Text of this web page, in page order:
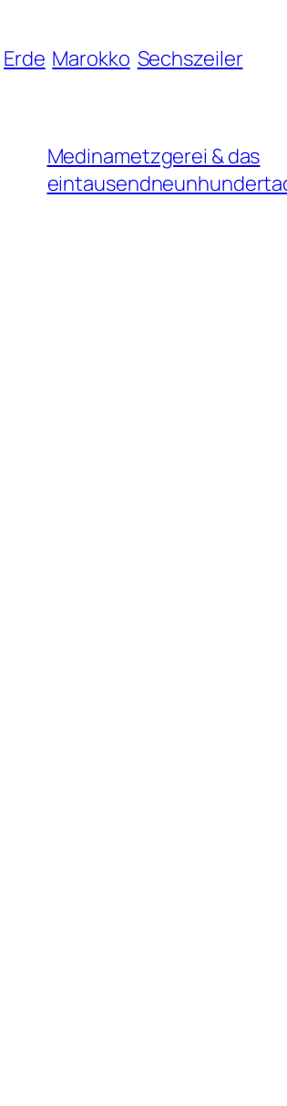
Erde Marokko Sechszeiler
Medinametzgerei & das